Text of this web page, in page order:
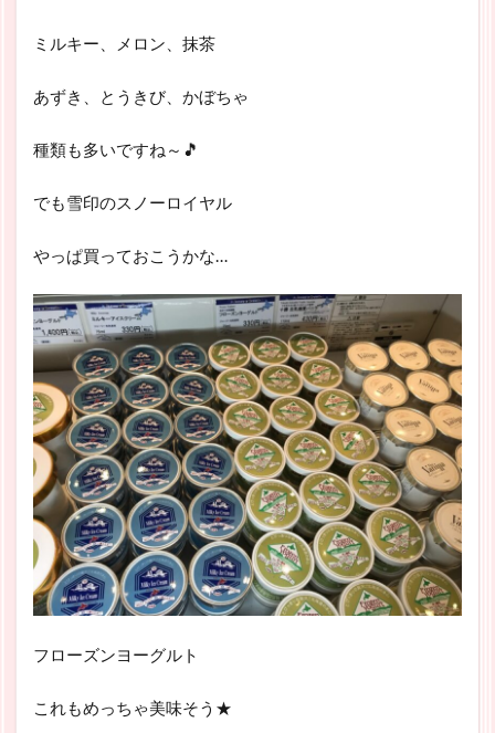
ミルキー、メロン、抹茶
あずき、とうきび、かぼちゃ
種類も多いですね～🎵
でも雪印のスノーロイヤル
やっぱ買っておこうかな…
フローズンヨーグルト
これもめっちゃ美味そう★